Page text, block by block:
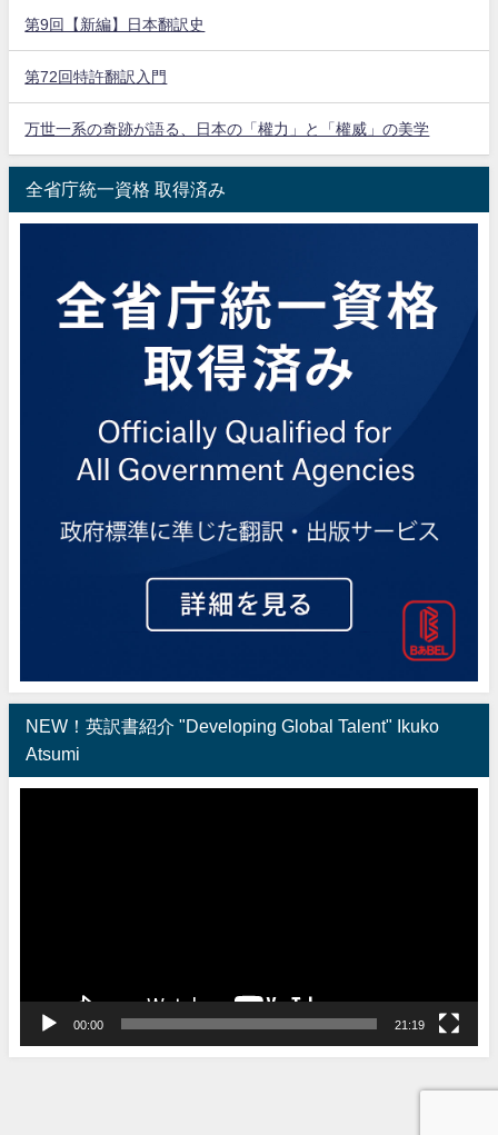
第9回【新編】日本翻訳史
第72回特許翻訳入門
万世一系の奇跡が語る、日本の「權力」と「權威」の美学
全省庁統一資格 取得済み
NEW！英訳書紹介 "Developing Global Talent" Ikuko
Atsumi
00:00 21:19